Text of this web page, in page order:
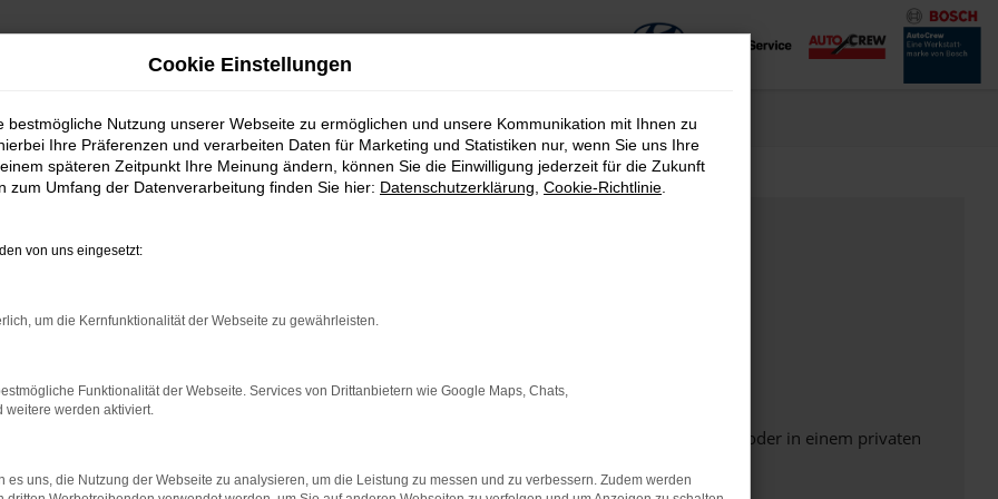
das Laden bestimmter Seiten verhindern. Funktioniert die Seite in einem anderen Browser oder in einem privaten
Cookie Einstellungen
bestmögliche Nutzung unserer Webseite zu ermöglichen und unsere Kommunikation mit Ihnen zu
Ihre Präferenzen und verarbeiten Daten für Marketing und Statistiken nur, wenn Sie uns Ihre
späteren Zeitpunkt Ihre Meinung ändern, können Sie die Einwilligung jederzeit für die Zukunft
zum Umfang der Datenverarbeitung finden Sie hier: Datenschutzerklärung Cookie-Richtlinie
von uns eingesetzt:
um die Kernfunktionalität der Webseite zu gewährleisten.
Funktionalität der Webseite. Services von Drittanbietern wie Google Maps, Chats,
weitere werden aktiviert.
es uns, die Nutzung der Webseite zu analysieren, um die Leistung zu messen und zu verbessern. Zudem werden